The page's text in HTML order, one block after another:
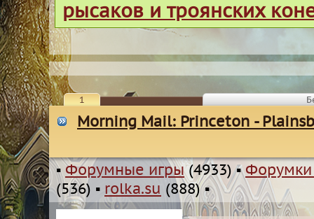
рысаков и троянских
1
Morning Mail: Princeton -
▪ Форумные игры(4933)▪
(536) ▪ rolka.su (888)▪